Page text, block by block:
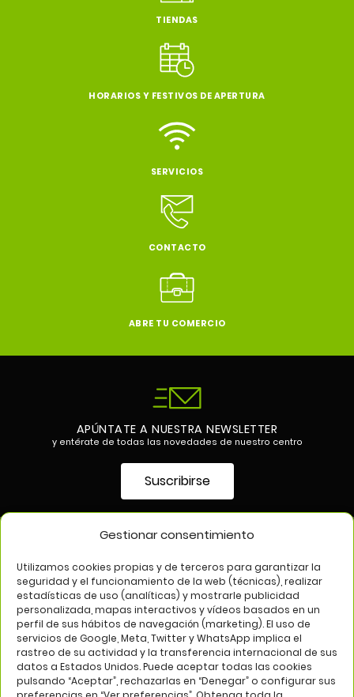
Gestionar consentimiento
Utilizamos cookies propias y de terceros para garantizar la
seguridad y el funcionamiento de la web (técnicas), realizar
estadísticas de uso (analíticas) y mostrarle publicidad
personalizada, mapas interactivos y vídeos basados en un
perfil de sus hábitos de navegación (marketing). El uso de
servicios de Google, Meta, Twitter y WhatsApp implica el
rastreo de su actividad y la transferencia internacional de sus
datos a Estados Unidos. Puede aceptar todas las cookies
pulsando “Aceptar”, rechazarlas en “Denegar” o configurar sus
TIENDAS
HORARIOS Y FESTIVOS DE APERTURA
SERVICIOS
CONTACTO
ABRE TU COMERCIO
APÚNTATE A NUESTRA NEWSLETTER
y entérate de todas las novedades de nuestro centro
Suscribirse
Aviso legal Política de privacidad Política de cookies